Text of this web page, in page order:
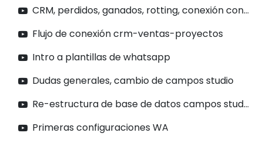
CRM, perdidos, ganados, rotting, conexión con ventas, intro a productos
Flujo de conexión crm-ventas-proyectos
Intro a plantillas de whatsapp
Dudas generales, cambio de campos studio
Re-estructura de base de datos campos studio
Primeras configuraciones WA